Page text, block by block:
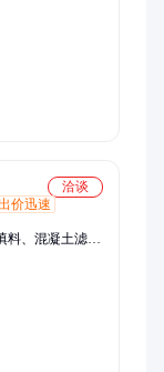
洽谈
价迅速
料、混凝土滤
板模板、石英
、活性炭、微
料、套筒补偿
胺PAM、聚合